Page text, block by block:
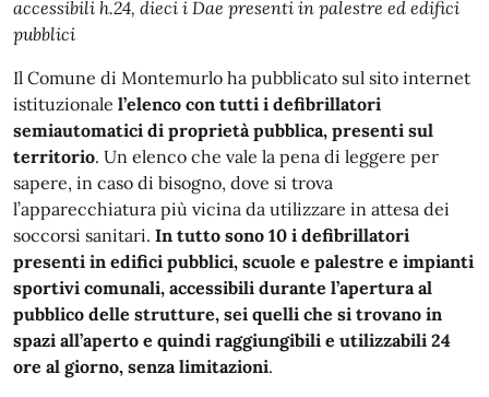
accessibili h.24, dieci i Dae presenti in palestre ed edifici
pubblici
Il Comune di Montemurlo ha pubblicato sul sito internet
istituzionale l’elenco con tutti i defibrillatori
semiautomatici di proprietà pubblica, presenti sul
territorio. Un elenco che vale la pena di leggere per
sapere, in caso di bisogno, dove si trova
l’apparecchiatura più vicina da utilizzare in attesa dei
soccorsi sanitari. In tutto sono 10 i defibrillatori
presenti in edifici pubblici, scuole e palestre e impianti
sportivi comunali, accessibili durante l’apertura al
pubblico delle strutture, sei quelli che si trovano in
spazi all’aperto e quindi raggiungibili e utilizzabili 24
ore al giorno, senza limitazioni.